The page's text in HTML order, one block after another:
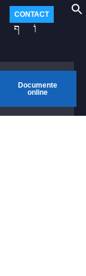
CONTACT
Documente
online